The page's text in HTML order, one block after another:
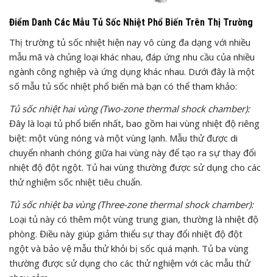
Điểm Danh Các Mẫu Tủ Sốc Nhiệt Phổ Biến Trên Thị Trường
Thị trường tủ sốc nhiệt hiện nay vô cùng đa dạng với nhiều
mẫu mã và chủng loại khác nhau, đáp ứng nhu cầu của nhiều
ngành công nghiệp và ứng dụng khác nhau. Dưới đây là một
số mẫu tủ sốc nhiệt phổ biến mà bạn có thể tham khảo:
Tủ sốc nhiệt hai vùng (Two-zone thermal shock chamber):
Đây là loại tủ phổ biến nhất, bao gồm hai vùng nhiệt độ riêng
biệt: một vùng nóng và một vùng lạnh. Mẫu thử được di
chuyển nhanh chóng giữa hai vùng này để tạo ra sự thay đổi
nhiệt độ đột ngột. Tủ hai vùng thường được sử dụng cho các
thử nghiệm sốc nhiệt tiêu chuẩn.
Tủ sốc nhiệt ba vùng (Three-zone thermal shock chamber):
Loại tủ này có thêm một vùng trung gian, thường là nhiệt độ
phòng. Điều này giúp giảm thiểu sự thay đổi nhiệt độ đột
ngột và bảo vệ mẫu thử khỏi bị sốc quá mạnh. Tủ ba vùng
thường được sử dụng cho các thử nghiệm với các mẫu thử